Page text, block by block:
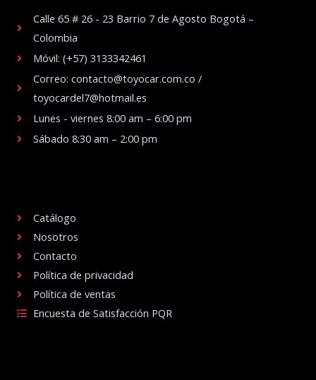
Calle 65 # 26 - 23 Barrio 7 de Agosto Bogotá –
Colombia
Móvil: (+57) 3133342461
Correo: contacto@toyocar.com.co /
toyocardel7@hotmail.es
Lunes - viernes 8:00 am – 6:00 pm
Sábado 8:30 am – 2:00 pm
Catálogo
Nosotros
Contacto
Política de privacidad
Política de ventas
Encuesta de Satisfacción PQR